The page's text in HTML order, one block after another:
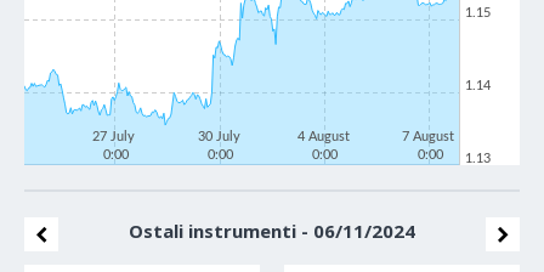
27 July
0:00
30 July
0:00
4 August
0:00
7 August
0:00
1.13
1.14
1.15
Ostali instrumenti - 06/11/2024